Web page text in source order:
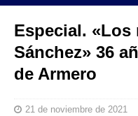
Especial. «Los
Sánchez» 36
de Armero
21 de noviembre de 2021